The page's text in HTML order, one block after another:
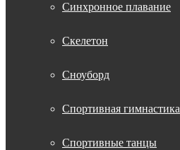
Синхронное плавание
Скелетон
Сноуборд
Спортивная гимнастика
Спортивные танцы